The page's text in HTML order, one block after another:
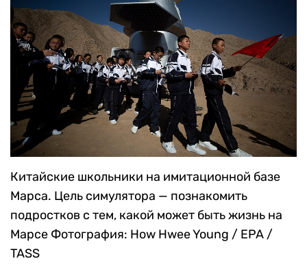
Ridley / Getty Images
Китайские школьники на имитационной базе